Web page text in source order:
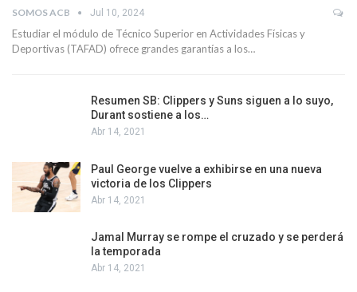
SOMOS ACB Jul 10, 2024
Estudiar el módulo de Técnico Superior en Actividades Físicas y
Deportivas (TAFAD) ofrece grandes garantías a los…
Resumen SB: Clippers y Suns siguen a lo suyo,
Durant sostiene a los…
Abr 14, 2021
Paul George vuelve a exhibirse en una nueva
victoria de los Clippers
Abr 14, 2021
Jamal Murray se rompe el cruzado y se perderá
la temporada
Abr 14, 2021